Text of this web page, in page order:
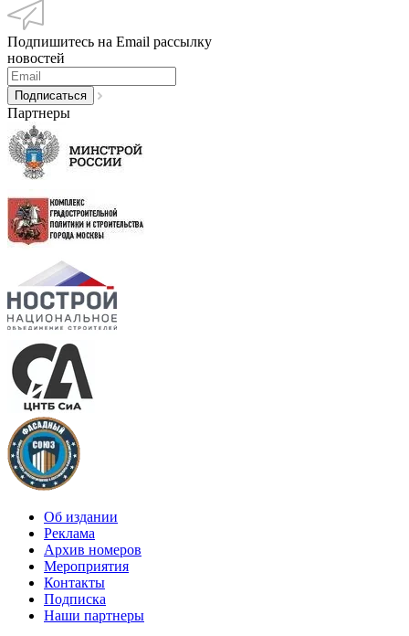
Подпишитесь на Email рассылку
новостей
Партнеры
Об издании
Реклама
Архив номеров
Мероприятия
Контакты
Подписка
Наши партнеры